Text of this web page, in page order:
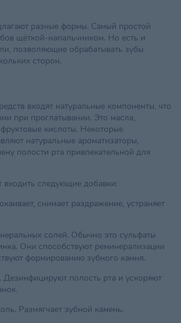
разные формы. Самый простой
щёткой-напальчником. Но есть и
позволяющие обрабатывать зубы
сторон.
входят натуральные компоненты, что
при проглатывании. Это масла,
кислоты. Некоторые
натуральные ароматизаторы,
полости рта привлекательной для
входить следующие добавки:
снимает раздражение, устраняет
солей. Обычно это сульфаты
Они способствуют реминерализации
формированию зубного камня.
полость рта и ускоряют
Размягчает зубной камень.